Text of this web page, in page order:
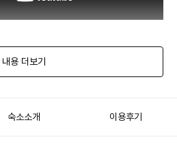
내용 더보기
숙소소개 이용후기